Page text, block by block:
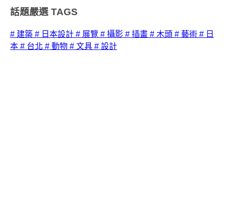
話題嚴選 TAGS
# 建築 # 日本設計 # 展覽 # 攝影 # 插畫 # 木頭 # 藝術 # 日
本 # 台北 # 動物 # 文具 # 設計